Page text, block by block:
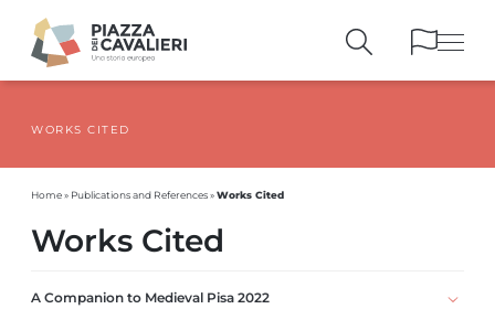
PUBLICATIONSAND REFERENCES
WORKS CITED
Home» Publications and References»Works Cited
Works Cited
A Companion to Medieval Pisa 2022